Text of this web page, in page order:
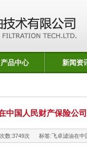
产品中心 新闻资
中国人民财产保险公
数:3749次 标签:飞卓滤油在